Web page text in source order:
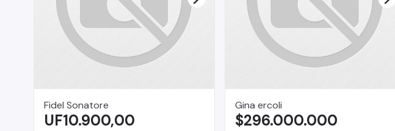
Fidel Sonatore
UF10.900,00
Gina ercoli
$296.000.000